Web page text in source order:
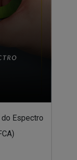
do Espectro